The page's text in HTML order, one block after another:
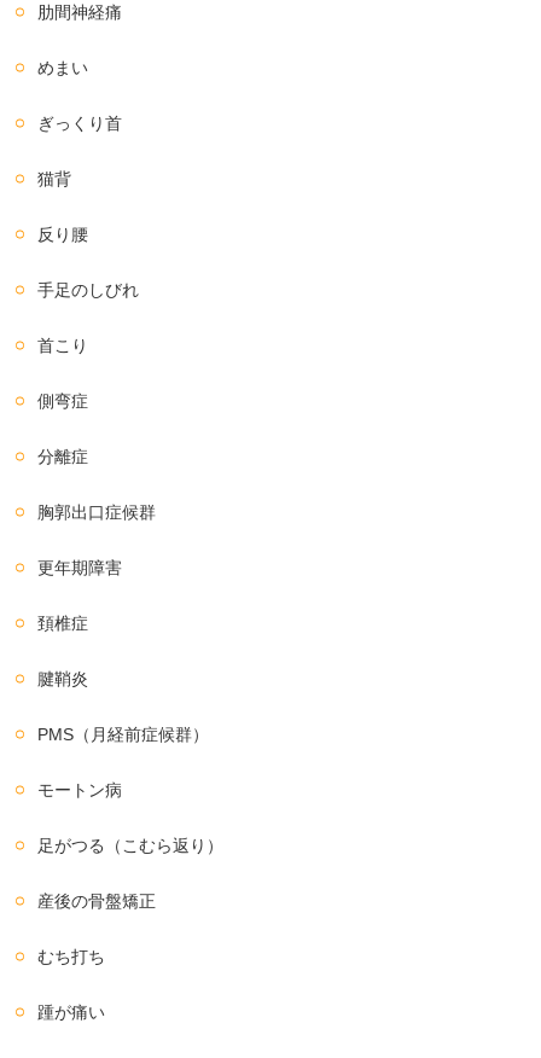
肋間神経痛
めまい
ぎっくり首
猫背
反り腰
手足のしびれ
首こり
側弯症
分離症
胸郭出口症候群
更年期障害
頚椎症
腱鞘炎
PMS（月経前症候群）
モートン病
足がつる（こむら返り）
産後の骨盤矯正
むち打ち
踵が痛い